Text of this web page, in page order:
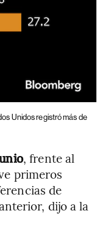
Unidos registró más de
, frente al
primeros
de
dijo a la